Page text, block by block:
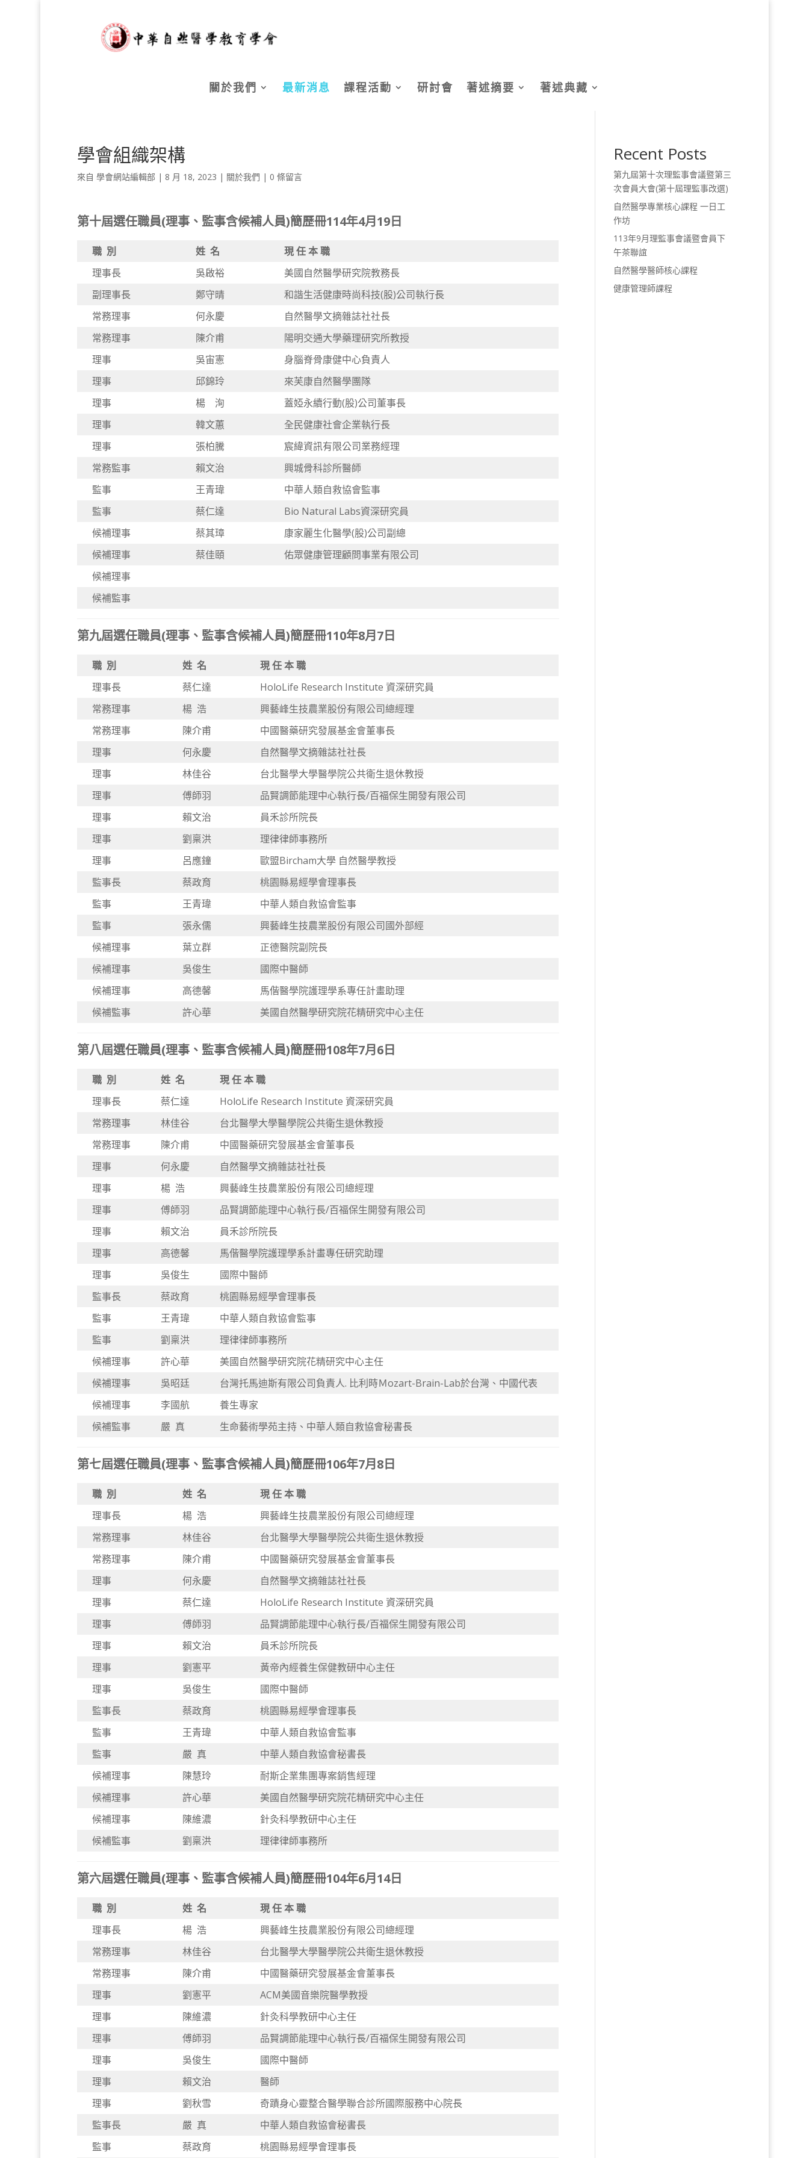
關於我們 最新消息 課程活動 研討會 著述摘要 著述典藏
學會組織架構
來自 學會網站編輯部 | 8 月 18, 2023 | 關於我們 | 0 條留言
第十屆選任職員(理事、監事含候補人員)簡歷冊114年4月19日
職 別 姓 名
現 任 本 職
理事長
吳啟裕
美國自然醫學研究院教務長
副理事長
鄭守晴
和諧生活健康時尚科技(股)公司執行長
常務理事
何永慶
自然醫學文摘雜誌社社長
常務理事
陳介甫
陽明交通大學藥理研究所教授
理事
吳宙憲
身腦脊骨康健中心負責人
理事
邱錦玲
來芙康自然醫學團隊
理事
楊 洵
蓋婭永續行動(股)公司董事長
理事
韓文蕙
全民健康社會企業執行長
理事
張柏騰
宸緯資訊有限公司業務經理
常務監事
賴文治
興城骨科診所醫師
監事
王青瑋
中華人類自救協會監事
監事
蔡仁達
Bio Natural Labs資深研究員
候補理事
蔡其璋
康家麗生化醫學(股)公司副總
候補理事
蔡佳頤
佑眾健康管理顧問事業有限公司
候補理事
候補監事
第九屆選任職員(理事、監事含候補人員)簡歷冊110年8月7日
職 別 姓 名
現 任 本 職
理事長
蔡仁達
HoloLife Research Institute 資深研究員
常務理事
楊 浩
興藝峰生技農業股份有限公司總經理
常務理事
陳介甫
中國醫藥研究發展基金會董事長
理事
何永慶
自然醫學文摘雜誌社社長
理事
林佳谷
台北醫學大學醫學院公共衛生退休教授
理事
傅師羽
品賢調節能理中心執行長/百福保生開發有限公司
理事
賴文治
員禾診所院長
理事
劉稟洪
理律律師事務所
理事
呂應鐘
歐盟Bircham大學 自然醫學教授
監事長
蔡政育
桃園縣易經學會理事長
監事
王青瑋
中華人類自救協會監事
監事
張永儒
興藝峰生技農業股份有限公司國外部經
候補理事
葉立群
正德醫院副院長
候補理事
吳俊生
國際中醫師
候補理事
高德馨
馬偕醫學院護理學系專任計畫助理
候補監事
許心華 美國自然醫學研究院花精研究中心主任
第八屆選任職員(理事、監事含候補人員)簡歷冊108年7月6日
職 別 姓 名
現 任 本 職
理事長
蔡仁達
HoloLife Research Institute 資深研究員
常務理事
林佳谷
台北醫學大學醫學院公共衛生退休教授
常務理事
陳介甫
中國醫藥研究發展基金會董事長
理事
何永慶
自然醫學文摘雜誌社社長
理事
楊 浩
興藝峰生技農業股份有限公司總經理
理事
傅師羽
品賢調節能理中心執行長/百福保生開發有限公司
理事
賴文治
員禾診所院長
理事
高德馨
馬偕醫學院護理學系計畫專任研究助理
理事
吳俊生
國際中醫師
監事長
蔡政育
桃園縣易經學會理事長
監事
王青瑋
中華人類自救協會監事
監事
劉稟洪
理律律師事務所
候補理事
許心華
美國自然醫學研究院花精研究中心主任
候補理事
吳昭廷
台灣托馬迪斯有限公司負責人. 比利時Ｍozart-Brain-Lab於台灣、中國代表
候補理事
李國航
養生專家
候補監事
嚴 真 生命藝術學苑主持、中華人類自救協會秘書長
第七屆選任職員(理事、監事含候補人員)簡歷冊106年7月8日
職 別 姓 名
現 任 本 職
理事長
楊 浩
興藝峰生技農業股份有限公司總經理
常務理事
林佳谷
台北醫學大學醫學院公共衛生退休教授
常務理事
陳介甫
中國醫藥研究發展基金會董事長
理事
何永慶
自然醫學文摘雜誌社社長
理事
蔡仁達
HoloLife Research Institute 資深研究員
理事
傅師羽
品賢調節能理中心執行長/百福保生開發有限公司
理事
賴文治
員禾診所院長
理事
劉憲平
黃帝內經養生保健教研中心主任
理事
吳俊生
國際中醫師
監事長
蔡政育
桃園縣易經學會理事長
監事
王青瑋
中華人類自救協會監事
監事
嚴 真
中華人類自救協會秘書長
候補理事
陳慧玲
耐斯企業集團專案銷售經理
候補理事
許心華
美國自然醫學研究院花精研究中心主任
候補理事
陳維濃
針灸科學教研中心主任
候補監事
劉稟洪 理律律師事務所
第六屆選任職員(理事、監事含候補人員)簡歷冊104年6月14日
職 別 姓 名
現 任 本 職
理事長
楊 浩
興藝峰生技農業股份有限公司總經理
常務理事
林佳谷
台北醫學大學醫學院公共衛生退休教授
常務理事
陳介甫
中國醫藥研究發展基金會董事長
理事
劉憲平
ACM美國音樂院醫學教授
理事
陳維濃
針灸科學教研中心主任
理事
傅師羽
品賢調節能理中心執行長/百福保生開發有限公司
理事
吳俊生
國際中醫師
理事
賴文治
醫師
理事
劉秋雪
奇蹟身心靈整合醫學聯合診所國際服務中心院長
監事長
嚴 真
中華人類自救協會秘書長
監事
蔡政育 桃園縣易經學會理事長
Recent Posts
第九屆第十次理監事會議暨第三
次會員大會(第十屆理監事改選)
自然醫學專業核心課程 一日工
作坊
113年9月理監事會議暨會員下
午茶聯誼
自然醫學醫師核心課程
健康管理師課程